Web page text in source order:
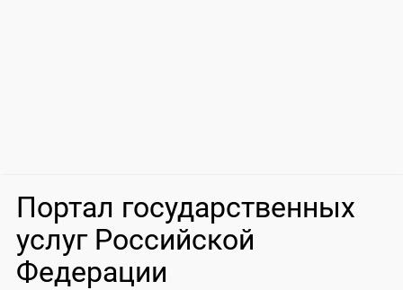
Портал государственных
услуг Российской
Федерации